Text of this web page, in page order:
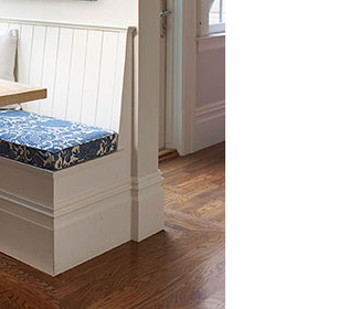
Yetenekli Kadınlar
Ayşenur Akbuğa, @hobiluso,
Yetenekli Kadınlar